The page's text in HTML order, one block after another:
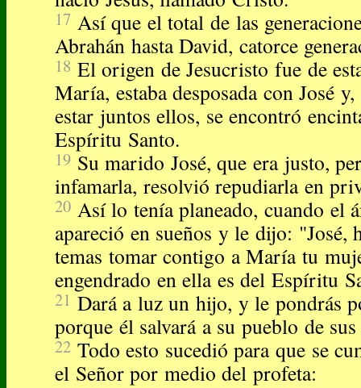
17 Así que el total de las
Abrahán hasta David, catorce
18 El origen de Jesucristo fue de
María, estaba desposada con José
estar juntos ellos, se encontró
Espíritu Santo.
19 Su marido José, que era justo,
infamarla, resolvió repudiarla en
20 Así lo tenía planeado, cuando el
apareció en sueños y le dijo: "José,
temas tomar contigo a María tu
engendrado en ella es del Espíritu
21 Dará a luz un hijo, y le pondrás
porque él salvará a su pueblo de
22 Todo esto sucedió para que se
el Señor por medio del profeta: